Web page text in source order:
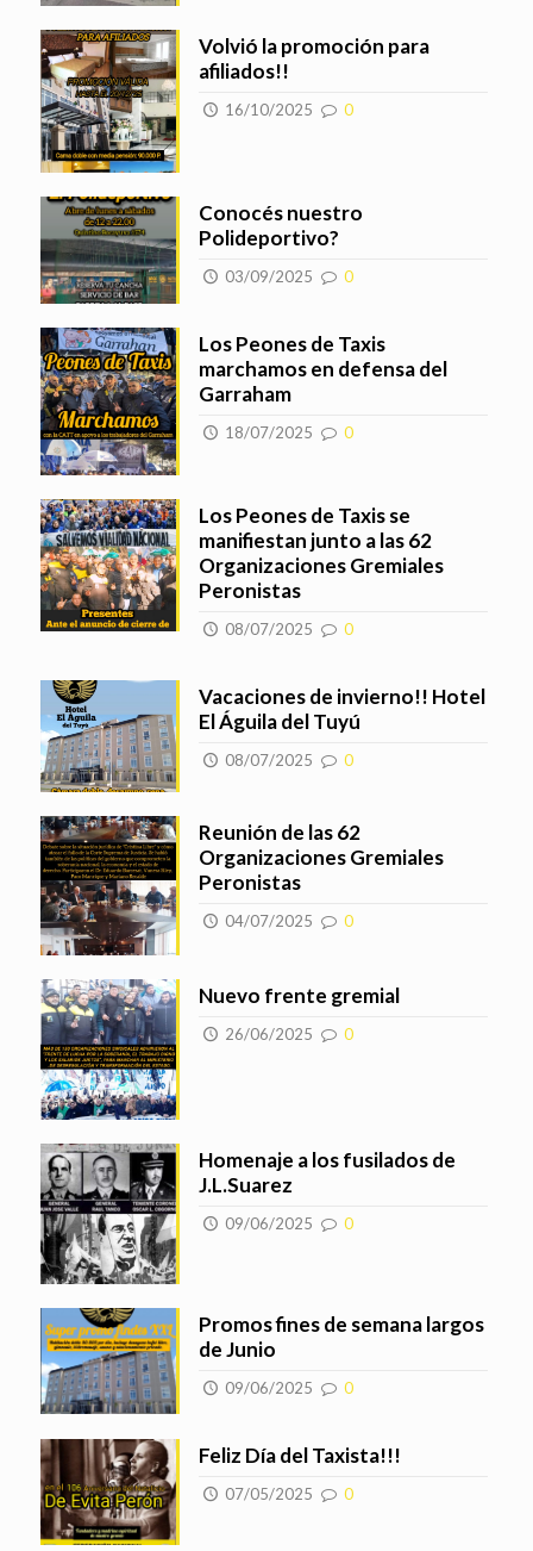
Volvió la promoción para
afiliados!!
16/10/2025 0
Conocés nuestro
Polideportivo?
03/09/2025 0
Los Peones de Taxis
marchamos en defensa del
Garraham
18/07/2025 0
Los Peones de Taxis se
manifiestan junto a las 62
Organizaciones Gremiales
Peronistas
08/07/2025 0
Vacaciones de invierno!! Hotel
El Águila del Tuyú
08/07/2025 0
Reunión de las 62
Organizaciones Gremiales
Peronistas
04/07/2025 0
Nuevo frente gremial
26/06/2025 0
Homenaje a los fusilados de
J.L.Suarez
09/06/2025 0
Promos fines de semana largos
de Junio
09/06/2025 0
Feliz Día del Taxista!!!
07/05/2025 0